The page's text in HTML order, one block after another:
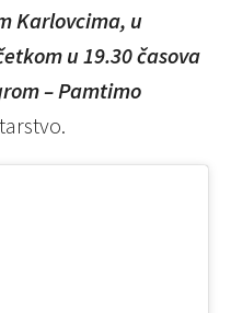
Karlovcima, u
u 19.30 časova
– Pamtimo